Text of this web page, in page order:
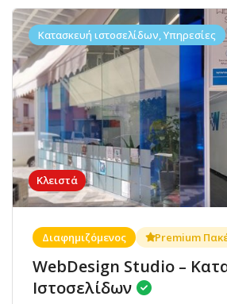
Κλειστά
Κατασκευή ιστοσελίδων, Υπηρεσίες
Διαφημιζόμενος Premium
WebDesign Studio –
Ιστοσελίδων